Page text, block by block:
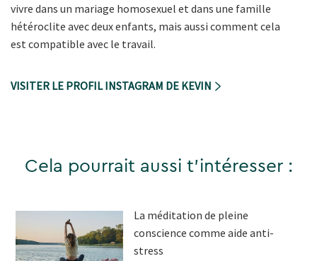
vivre dans un mariage homosexuel et dans une famille
hétéroclite avec deux enfants, mais aussi comment cela
est compatible avec le travail.
VISITER LE PROFIL INSTAGRAM DE KEVIN
Cela pourrait aussi t'intéresser :
La méditation de pleine
conscience comme aide anti-
stress